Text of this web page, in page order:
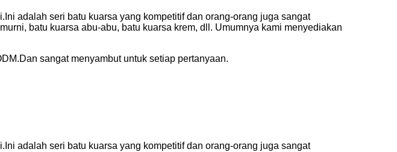
adalah seri batu kuarsa yang kompetitif dan orang-orang juga sangat
batu kuarsa abu-abu, batu kuarsa krem, dll. Umumnya kami menyediakan
sangat menyambut untuk setiap pertanyaan.
adalah seri batu kuarsa yang kompetitif dan orang-orang juga sangat